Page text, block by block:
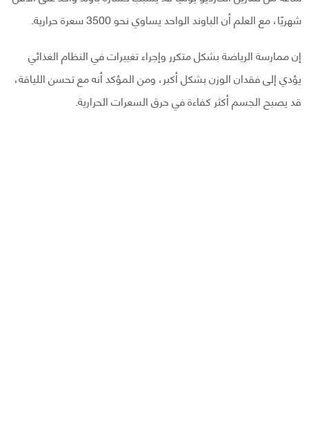
شهريًا، مع العلم أن الباوند الواحد يساوي نحو 3500 سعرة حرارية.
إن ممارسة الرياضة بشكل متكرر وإجراء تغييرات في النظام الغذائي
يؤدي إلى فقدان الوزن بشكل أكبر، ومن المؤكد أنه مع تحسن اللياقة،
قد يصبح الجسم أكثر كفاءة في حرق السعرات الحرارية.